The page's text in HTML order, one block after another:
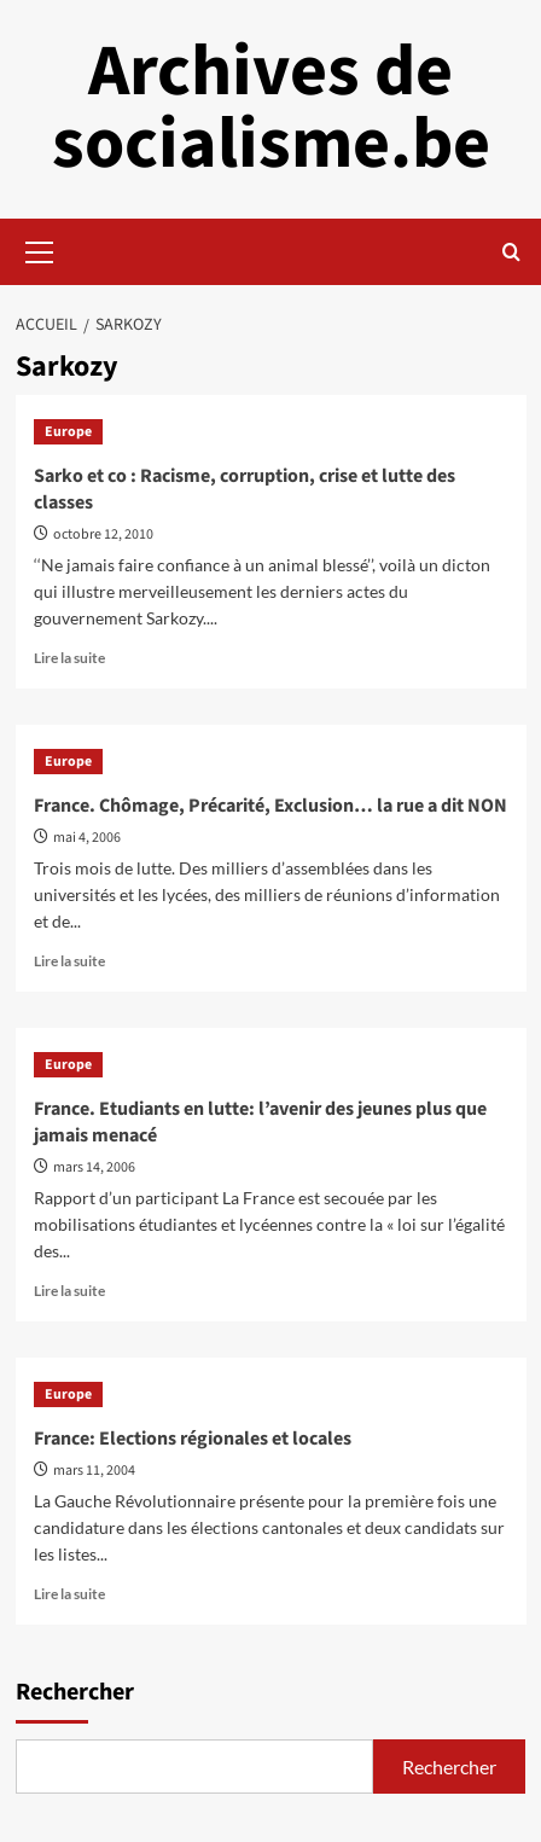
Archives de
socialisme.be
principal
ACCUEIL SARKOZY
Sarkozy
Europe
Sarko et co : Racisme, corruption, crise et lutte des
classes
octobre 12, 2010
‘‘Ne jamais faire confiance à un animal blessé’’, voilà un dicton
qui illustre merveilleusement les derniers actes du
gouvernement Sarkozy....
Lire la suiteEn
:
Racisme,
corruption,
et
Europe
France. Chômage, Précarité, Exclusion… la rue a dit NON
mai 4, 2006
Trois mois de lutte. Des milliers d’assemblées dans les
universités et les lycées, des milliers de réunions d’information
et de...
Lire la suiteEn
Exclusion…
la
rue
a
dit
NON
Europe
France. Etudiants en lutte: l’avenir des jeunes plus que
jamais menacé
mars 14, 2006
Rapport d’un participant La France est secouée par les
mobilisations étudiantes et lycéennes contre la « loi sur l’égalité
des...
Lire la suiteEn
lutte:
l’avenir
des
plus
que
Europe
France: Elections régionales et locales
mars 11, 2004
La Gauche Révolutionnaire présente pour la première fois une
candidature dans les élections cantonales et deux candidats sur
les listes...
Lire la suiteEn
France:
Elections
Rechercher
Rechercher